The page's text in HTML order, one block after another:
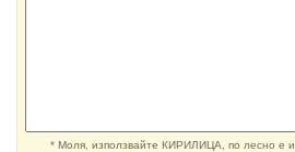
* Моля, използвайте КИРИЛИЦА, по лесно е